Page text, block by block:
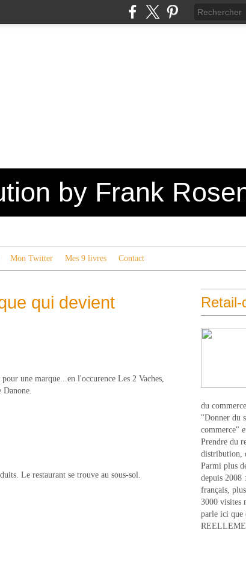
by Frank
Mon Twitter Mes 9 livres Contact
qui devient
une marque...en l'occurence Les 2 Vaches,
Danone.
Le restaurant se trouve au sous-sol.
du
"Donner du
commerce"
Prendre du
distribution,
Parmi plus
depuis 2008
français,
3000 visites
parle ici que